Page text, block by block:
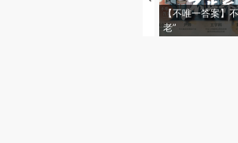
【不唯一答案】
老”